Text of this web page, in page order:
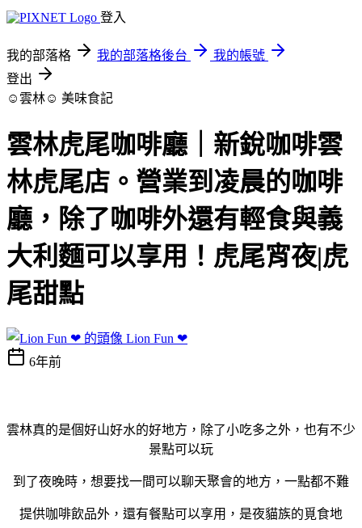
登入
我的部落格 我的部落格後台
我的帳號
登出
☺雲林☺ 美味食記
雲林虎尾咖啡廳｜新銳咖啡雲
林虎尾店。營業到凌晨的咖啡
廳，除了咖啡外還有輕食與義
大利麵可以享用！虎尾宵夜|虎
尾甜點
Lion Fun ❤
6年前
雲林真的是個好山好水的好地方，除了小吃多之外，也有不少
景點可以玩
到了夜晚時，想要找一間可以聊天聚會的地方，一點都不難
提供咖啡飲品外，還有餐點可以享用，是夜貓族的覓食地